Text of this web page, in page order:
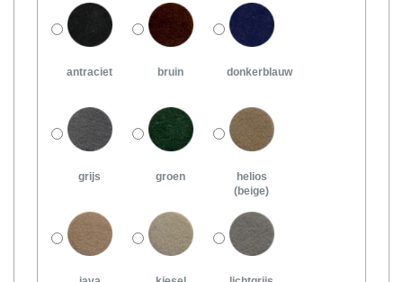
antraciet bruin donkerblauw
grijs groen
helios
(beige)